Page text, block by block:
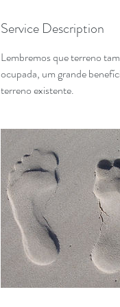
Service Description
Lembremos que terreno
ocupada, um grande
terreno existente.